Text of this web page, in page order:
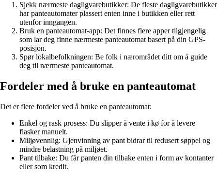
Sjekk nærmeste dagligvarebutikker: De fleste dagligvarebutikker
har panteautomater plassert enten inne i butikken eller rett
utenfor inngangen.
Bruk en panteautomat-app: Det finnes flere apper tilgjengelig
som lar deg finne nærmeste panteautomat basert på din GPS-
posisjon.
Spør lokalbefolkningen: Be folk i nærområdet ditt om å guide
deg til nærmeste panteautomat.
Fordeler med å bruke en panteautomat
Det er flere fordeler ved å bruke en panteautomat:
Enkel og rask prosess: Du slipper å vente i kø for å levere
flasker manuelt.
Miljøvennlig: Gjenvinning av pant bidrar til redusert søppel og
mindre belastning på miljøet.
Pant tilbake: Du får panten din tilbake enten i form av kontanter
eller som kredit.